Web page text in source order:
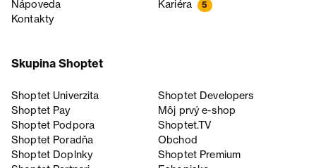
Nápoveda
Kariéra 5
Kontakty
Skupina Shoptet
Shoptet Univerzita
Shoptet Developers
Shoptet Pay
Môj prvý e-shop
Shoptet Podpora
Shoptet.TV
Shoptet Poradňa
Obchod
Shoptet Doplnky
Shoptet Premium